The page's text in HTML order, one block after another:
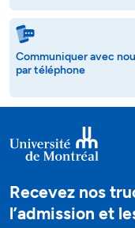
Communiquer avec
par téléphone
Recevez nos
l’admission et